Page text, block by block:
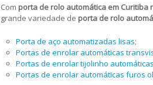
Com porta de rolo automática em Curitiba
grande variedade de porta de rolo
Porta de aço automatizadas lisas;
Portas de enrolar automáticas
Portas de enrolar tijolinho automáticas
Portas de enrolar automáticas furos